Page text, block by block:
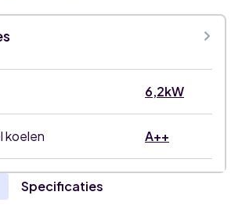
6,2kW
koelen A++
Specificaties